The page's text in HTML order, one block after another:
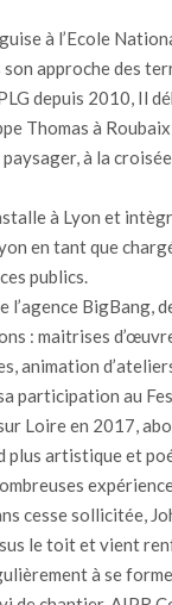
à l’Ecole
son approche des
depuis 2010, Il
Thomas à
à la
à Lyon et
en tant que
publics.
l’agence BigBang,
: maitrises
animation
participation au
Loire en 2017,
plus artistique et
cesse sollicitée,
le toit et vient
à se